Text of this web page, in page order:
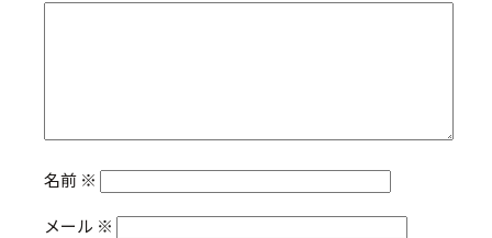
名前 ※
メール ※